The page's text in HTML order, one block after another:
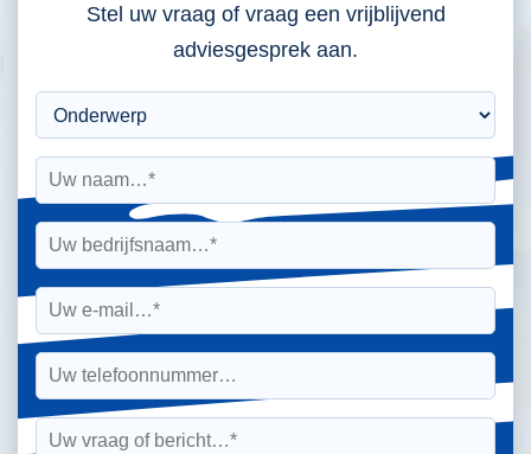
Stel uw vraag of vraag een vrijblijvend
adviesgesprek aan.